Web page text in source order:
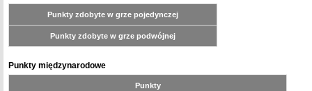
Punkty zdobyte w grze pojedynczej
Punkty zdobyte w grze podwójnej
Punkty międzynarodowe
Punkty